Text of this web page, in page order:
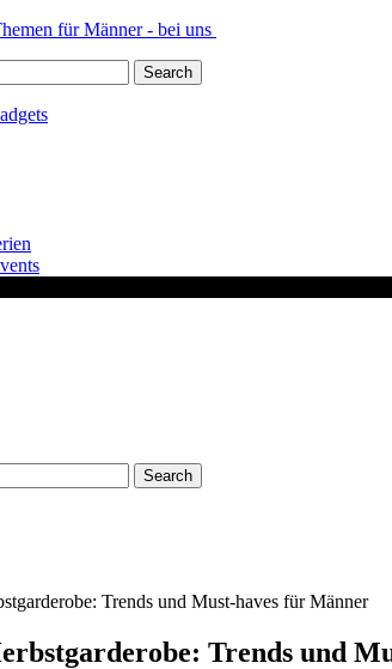
Search
Search
Trends und Must-haves für Männer
Trends und